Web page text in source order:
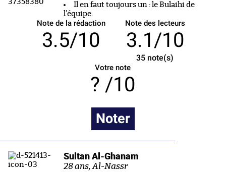
Il en faut toujours un : le Bulaihi de
l’équipe.
Note de la rédaction
3.5/10
Note des lecteurs
3.1/10
35 note(s)
Votre note
/10
Noter
Sultan Al-Ghanam
28 ans, Al-Nassr